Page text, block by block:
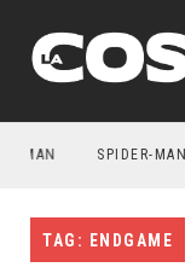
SPIDER-
TAG: ENDGAME